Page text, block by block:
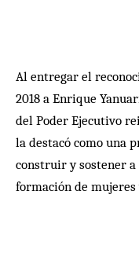
Al entregar el
2018 a Enrique
del Poder Ejecutivo
la destacó como una
construir y sostener
formación de